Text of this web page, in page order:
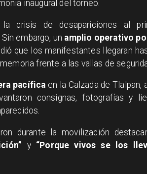
inaugural del torneo.
crisis de desapariciones al
embargo, un amplio operativo
que los manifestantes llegaran
frente a las vallas de
pacífica en la Calzada de Tlalpan,
consignas, fotografías y
durante la movilización
y “Porque vivos se los